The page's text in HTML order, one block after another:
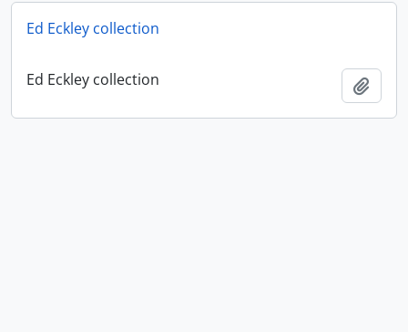
Ed Eckley collection
Ed Eckley collection